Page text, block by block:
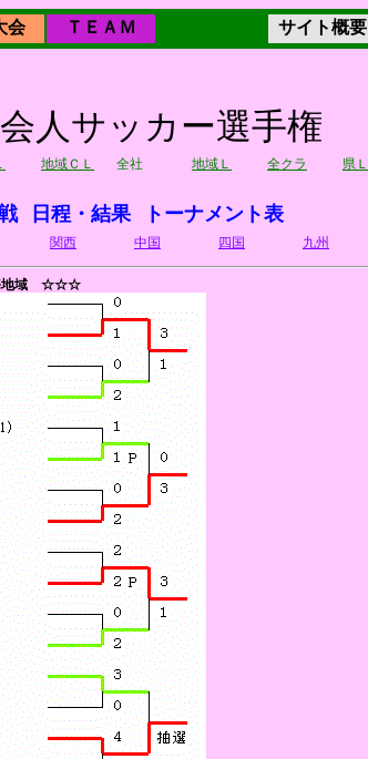
会 ＴＥＡＭ
サイト概要
人サッカー選手権
地域ＣＬ 全社 地域Ｌ 全クラ 県Ｌ
日程・結果 トーナメント表
関西 中国 四国 九州
域 ☆☆☆